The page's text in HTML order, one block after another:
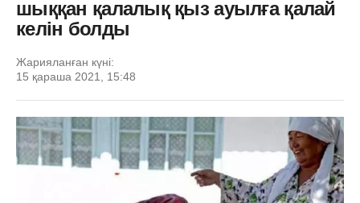
шыққан қалалық қыз ауылға қалай
келін болды
Жарияланған күні:
15 қараша 2021, 15:48